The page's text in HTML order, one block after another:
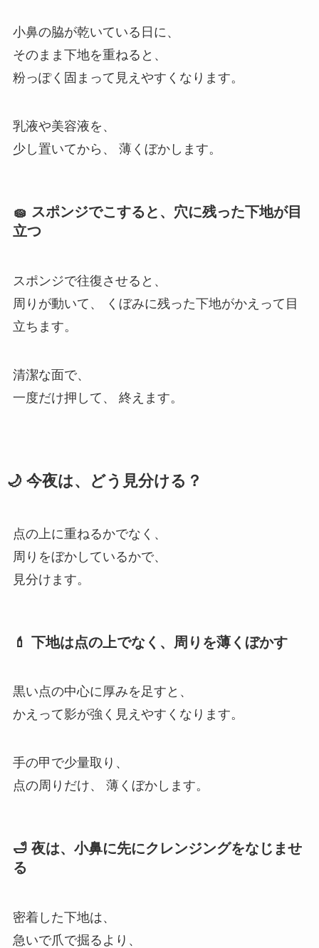
小鼻の脇が乾いている日に、
そのまま下地を重ねると、
粉っぽく固まって見えやすくなります。
乳液や美容液を、
少し置いてから、 薄くぼかします。
🧽 スポンジでこすると、穴に残った下地が目
立つ
スポンジで往復させると、
周りが動いて、 くぼみに残った下地がかえって目
立ちます。
清潔な面で、
一度だけ押して、 終えます。
🌙 今夜は、どう見分ける？
点の上に重ねるかでなく、
周りをぼかしているかで、
見分けます。
💄 下地は点の上でなく、周りを薄くぼかす
黒い点の中心に厚みを足すと、
かえって影が強く見えやすくなります。
手の甲で少量取り、
点の周りだけ、 薄くぼかします。
🛁 夜は、小鼻に先にクレンジングをなじませ
る
密着した下地は、
急いで爪で掘るより、